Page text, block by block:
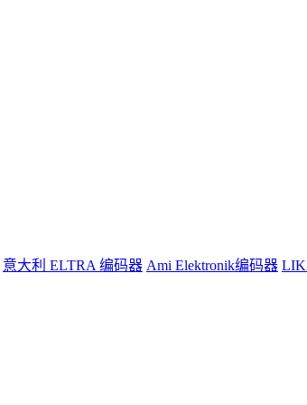
意大利 ELTRA 编码器 Ami Elektronik编码器